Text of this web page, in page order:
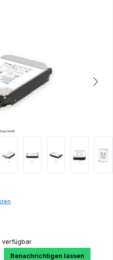
verfügbar
Benachrichtigen lassen